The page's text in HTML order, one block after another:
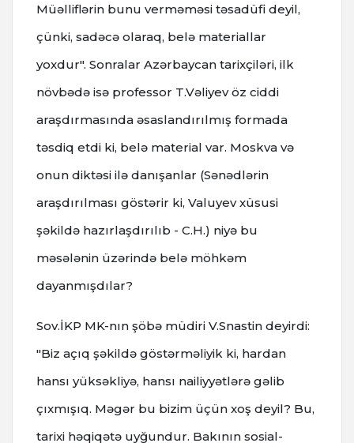
Müəlliflərin bunu verməməsi təsadüfi deyil,
çünki, sadəcə olaraq, belə materiallar
yoxdur". Sonralar Azərbaycan tarixçiləri, ilk
növbədə isə professor T.Vəliyev öz ciddi
araşdırmasında əsaslandırılmış formada
təsdiq etdi ki, belə material var. Moskva və
onun diktəsi ilə danışanlar (Sənədlərin
araşdırılması göstərir ki, Valuyev xüsusi
şəkildə hazırlaşdırılıb - C.H.) niyə bu
məsələnin üzərində belə möhkəm
dayanmışdılar?
Sov.İKP MK-nın şöbə müdiri V.Snastin deyirdi:
"Biz açıq şəkildə göstərməliyik ki, hardan
hansı yüksəkliyə, hansı nailiyyətlərə gəlib
çıxmışıq. Məgər bu bizim üçün xoş deyil? Bu,
tarixi həqiqətə uyğundur. Bakının sosial-